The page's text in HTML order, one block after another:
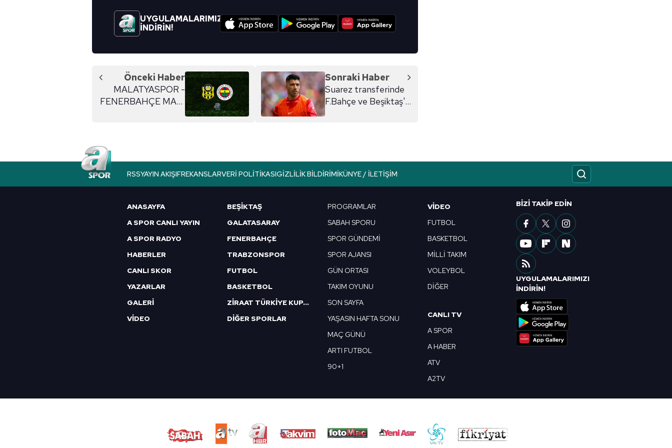
UYGULAMALARIMIZI
İNDİRİN!
Önceki Haber
MALATYASPOR -
FENERBAHÇE MAÇI
yayınlanacak?
Sonraki Haber
Suarez transferinde
F.Bahçe ve Beşiktaş'a
RSSYAYIN AKIŞIFREKANSLARVERI POLITIKASIGIZLILIK BILDIRIMIKÜNYE / İLETIŞIM
ANASAYFA
A SPOR CANLI YAYIN
A SPOR RADYO
HABERLER
CANLI SKOR
YAZARLAR
GALERİ
VİDEO
BEŞİKTAŞ
GALATASARAY
FENERBAHÇE
TRABZONSPOR
FUTBOL
BASKETBOL
ZİRAAT TÜRKİYE KUPASI
DİĞER SPORLAR
PROGRAMLAR
SABAH SPORU
SPOR GÜNDEMİ
SPOR AJANSI
GÜN ORTASI
TAKIM OYUNU
SON SAYFA
YAŞASIN HAFTA SONU
MAÇ GÜNÜ
ARTI FUTBOL
90+1
VIDEO
FUTBOL
BASKETBOL
MİLLİ TAKIM
VOLEYBOL
DİĞER
CANLI TV
A SPOR
A HABER
ATV
A2TV
BIZI TAKIP EDIN
UYGULAMALARIMIZI
İNDİRİN!